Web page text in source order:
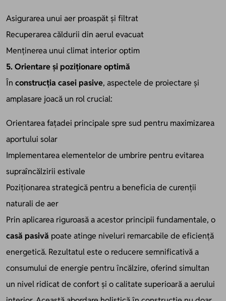
Asigurarea unui aer proaspăt și filtrat
Recuperarea căldurii din aerul evacuat
Menținerea unui climat interior optim
5. Orientare și poziționare optimă
În construcția casei pasive, aspectele de proiectare și
amplasare joacă un rol crucial:
Orientarea fațadei principale spre sud pentru maximizarea
aportului solar
Implementarea elementelor de umbrire pentru evitarea
supraîncălzirii estivale
Poziționarea strategică pentru a beneficia de curenții
naturali de aer
Prin aplicarea riguroasă a acestor principii fundamentale, o
casă pasivă poate atinge niveluri remarcabile de eficiență
energetică. Rezultatul este o reducere semnificativă a
consumului de energie pentru încălzire, oferind simultan
un nivel ridicat de confort și o calitate superioară a aerului